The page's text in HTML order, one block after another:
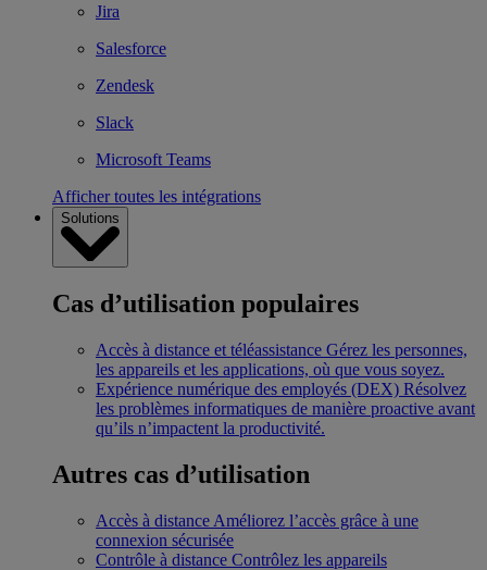
Jira
Salesforce
Zendesk
Slack
Microsoft Teams
Afficher toutes les intégrations
Solutions
Cas d’utilisation populaires
Accès à distance et téléassistance Gérez les personnes,
les appareils et les applications, où que vous soyez.
Expérience numérique des employés (DEX) Résolvez
les problèmes informatiques de manière proactive avant
qu’ils n’impactent la productivité.
Autres cas d’utilisation
Accès à distance Améliorez l’accès grâce à une
connexion sécurisée
Contrôle à distance Contrôlez les appareils